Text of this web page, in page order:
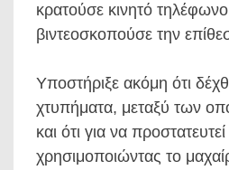
κρατούσε κινητό τηλέφωνο
βιντεοσκοπούσε την
Υποστήριξε ακόμη ότι
χτυπήματα, μεταξύ των
και ότι για να
χρησιμοποιώντας το